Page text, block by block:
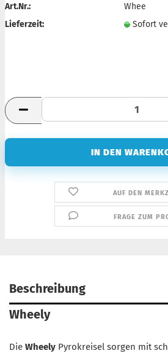
Art.Nr.:
Whee
Lieferzeit:
Sofort
AUF DEN
FRAGE ZUM
Beschreibung
Wheely
Die Wheely Pyrokreisel sorgen mit